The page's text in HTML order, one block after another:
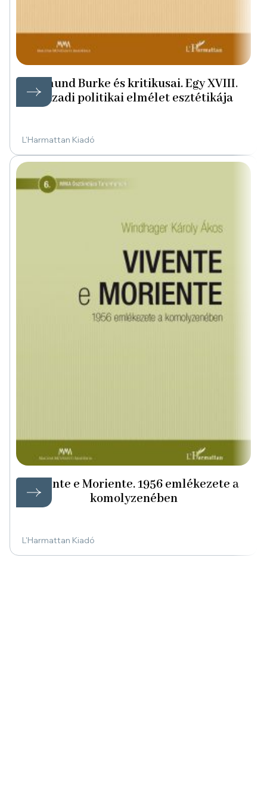
Edmund Burke és kritikusai. Egy XVIII.
századi politikai elmélet esztétikája
L'Harmattan Kiadó
Vivente e Moriente. 1956 emlékezete a
komolyzenében
L'Harmattan Kiadó